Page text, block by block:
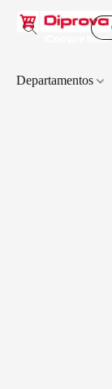
Departamentos